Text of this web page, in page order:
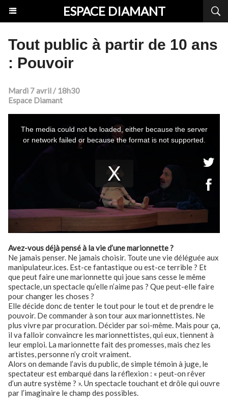
ESPACE DIAMANT
Tout public à partir de 10 ans
: Pouvoir
Mardi 7 avril / 18h30
Espace Diamant
Avez-vous déjà pensé à la vie d’une marionnette ?
Ne jamais penser. Ne jamais choisir. Toute une vie déléguée aux
manipulateur.ices. Est-ce fantastique ou est-ce terrible ? Et
que peut faire une marionnette qui joue sans cesse le même
spectacle, un spectacle qu’elle n’aime pas ? Que peut-elle faire
pour changer les choses ?
Elle décide donc de tenter le tout pour le tout et de prendre le
pouvoir. De commander à son tour aux marionnettistes. Ne
plus vivre par procuration. Décider par soi-même. Mais pour ça,
il va falloir convaincre les marionnettistes, qui eux, tiennent à
leur emploi. La marionnette fait des promesses, mais chez les
artistes, personne n’y croit vraiment.
Alors on demande l’avis du public, de simple témoin à juge, le
spectateur est embarqué dans la réflexion : « peut-on rêver
d’un autre système ? ». Un spectacle touchant et drôle qui ouvre
par l’imaginaire le champ des possibles.